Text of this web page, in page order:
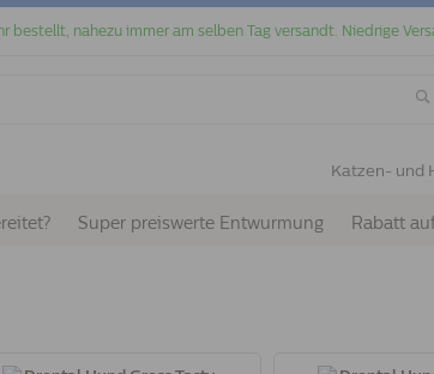
bestellt, nahezu immer am selben Tag versandt. Niedrige
Katzen- und
Super preiswerte Entwurmung Rabatt